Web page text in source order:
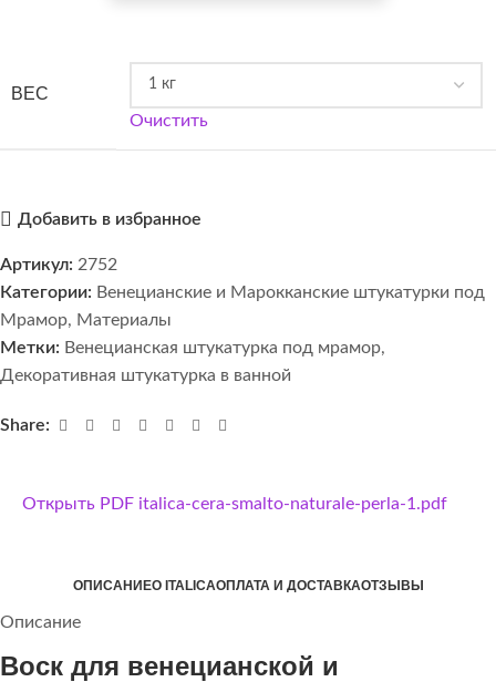
ВЕС
Очистить
Добавить в избранное
Артикул: 2752
Категории: Венецианские и Марокканские штукатурки под
Мрамор, Материалы
Метки: Венецианская штукатурка под мрамор,
Декоративная штукатурка в ванной
Share:
Открыть PDF italica-cera-smalto-naturale-perla-1.pdf
ОПИСАНИЕО ITALICAОПЛАТА И ДОСТАВКАОТЗЫВЫ
Описание
Воск для венецианской и